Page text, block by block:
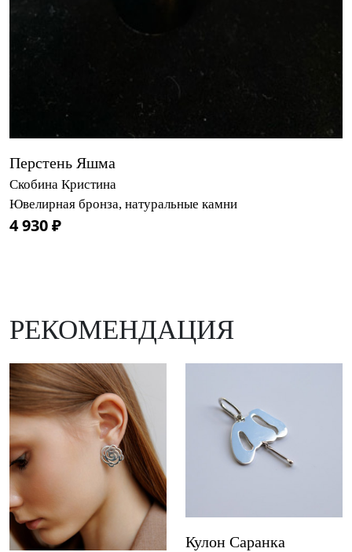
Перстень Яшма
Скобина Кристина
Ювелирная бронза, натуральные камни
4 930 ₽
РЕКОМЕНДАЦИЯ
Кулон Саранка